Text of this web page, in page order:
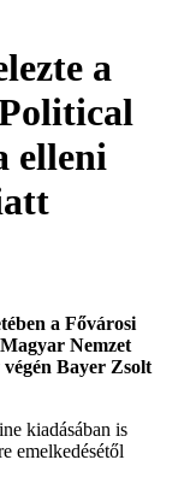
a
elleni
a Fővárosi
Nemzet
Bayer Zsolt
kiadásában is
emelkedésétől